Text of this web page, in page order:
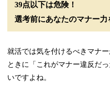
39点以下は危険！
選考前にあなたのマナー
就活では気を付けるべきマナ
ときに「これがマナー違反だ
いですよね。